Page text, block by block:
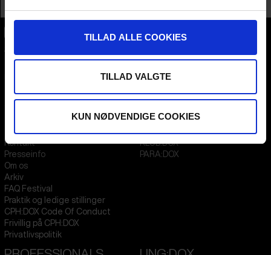
TILLAD ALLE COOKIES
TILLAD VALGTE
KUN NØDVENDIGE COOKIES
Flæsketorvet 60, 3s
FESTIVAL 2026 DA
Kontakt
Presseinfo
Om os
Arkiv
FAQ Festival
Praktik og ledige stillinger
CPH:DOX Code Of Conduct
Frivillig på CPH:DOX
Privatlivspolitik
STREAMING
KLUB:DOX
PARA:DOX